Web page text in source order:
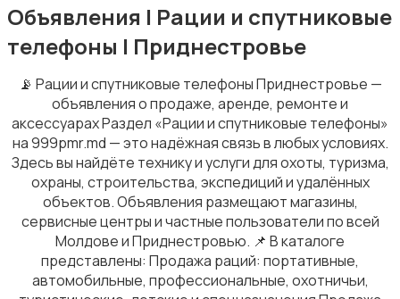
Рации и спутниковые телефоны
Мобильные телефоны6
Объявления | Рации и спутниковые
телефоны | Приднестровье
📡 Рации и спутниковые телефоны Приднестровье —
объявления о продаже, аренде, ремонте и
аксессуарах Раздел «Рации и спутниковые телефоны»
на 999pmr.md — это надёжная связь в любых условиях.
Здесь вы найдёте технику и услуги для охоты, туризма,
охраны, строительства, экспедиций и удалённых
объектов. Объявления размещают магазины,
сервисные центры и частные пользователи по всей
Молдове и Приднестровью. 📌 В каталоге
представлены: Продажа раций: портативные,
автомобильные, профессиональные, охотничьи,